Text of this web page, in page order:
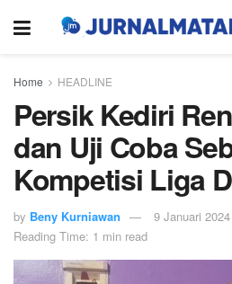
Home HEADLINE
Persik Kediri
dan Uji Coba
Kompetisi Liga
by Beny Kurniawan
9 Januari
Reading Time: 1 min read